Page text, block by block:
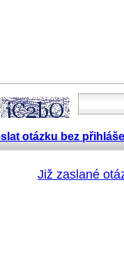
otázku bez
Již zaslané